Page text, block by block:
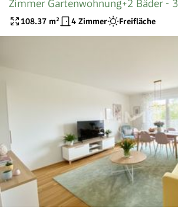
Zimmer Gartenwohnung+2 Bäder - 3
bedroom apartment+garden = DAS
LAURENZ =
108.37 m² 4 Zimmer Freifläche